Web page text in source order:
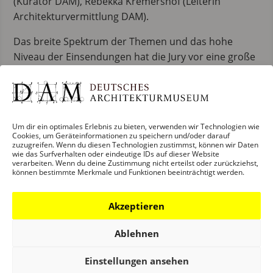
Um dir ein optimales Erlebnis zu bieten, verwenden wir Technologien wie
Cookies, um Geräteinformationen zu speichern und/oder darauf
zuzugreifen. Wenn du diesen Technologien zustimmst, können wir Daten
wie das Surfverhalten oder eindeutige IDs auf dieser Website
verarbeiten. Wenn du deine Zustimmung nicht erteilst oder zurückziehst,
können bestimmte Merkmale und Funktionen beeinträchtigt werden.
Akzeptieren
Ablehnen
Einstellungen ansehen
Architekturvermittlung DAM).
Das breite Spektrum der Themen und das hohe
Niveau der Einsendungen hat die Jury vor eine große
haben daher die Juroren entschieden, nicht nur zehn
Preisträger zu bestimmen, sondern auch zehn
Architectural Book Awards 2021auszuwählen:
Growing up Modern: Childhoods in Iconic
Homes/ Birkhäuser Verlag
Architectural Guide Sub-Saharan Africa/ DOM
Architectural Design as Research
Repairing Earthquake Project 2011 – 2021